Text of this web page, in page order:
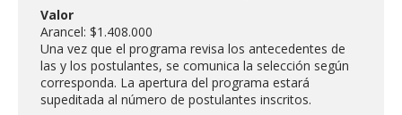
Valor
Arancel: $1.408.000
Una vez que el programa revisa los antecedentes de
las y los postulantes, se comunica la selección según
corresponda. La apertura del programa estará
supeditada al número de postulantes inscritos.